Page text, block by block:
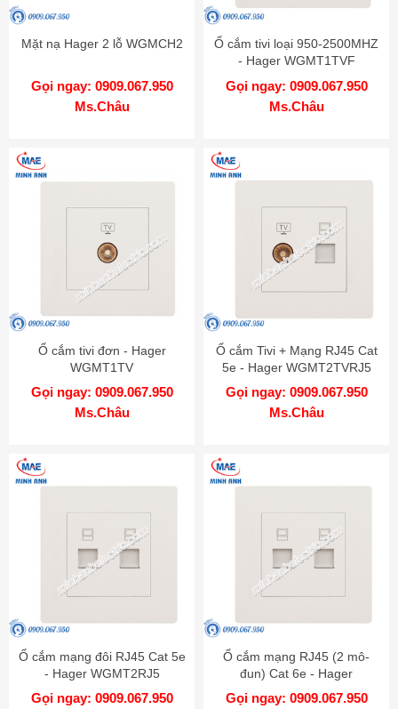
Mặt nạ Hager 2 lỗ WGMCH2
Gọi ngay: 0909.067.950
Ms.Châu
Ổ cắm tivi loại 950-2500MHZ
- Hager WGMT1TVF
Gọi ngay: 0909.067.950
Ms.Châu
Ổ cắm tivi đơn - Hager
WGMT1TV
Gọi ngay: 0909.067.950
Ms.Châu
Ổ cắm Tivi + Mạng RJ45 Cat
5e - Hager WGMT2TVRJ5
Gọi ngay: 0909.067.950
Ms.Châu
Ổ cắm mạng đôi RJ45 Cat 5e
- Hager WGMT2RJ5
Gọi ngay: 0909.067.950
Ổ cắm mạng RJ45 (2 mô-
đun) Cat 6e - Hager
WGMT2RJ6
Gọi ngay: 0909.067.950